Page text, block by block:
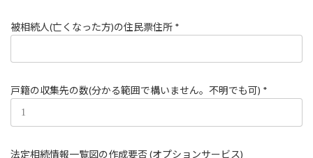
被相続人(亡くなった方)の住民票住所 *
戸籍の収集先の数(分かる範囲で構いません。不明でも可) *
法定相続情報一覧図の作成要否 (オプションサービス)